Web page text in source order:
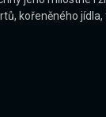
kořeněného